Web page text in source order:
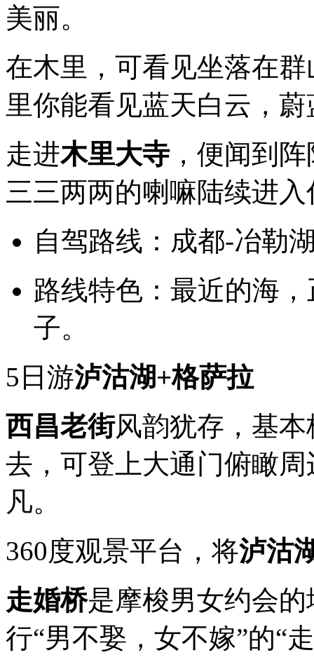
美丽。
在木里，可看见坐落在
里你能看见蓝天白云，
走进木里大寺，便闻到
三三两两的喇嘛陆续进
自驾路线：成都-冶勒
路线特色：最近的海
子。
5日游泸沽湖+格萨拉
西昌老街风韵犹存，基
去，可登上大通门俯瞰
凡。
360度观景平台，将泸沽
走婚桥是摩梭男女约会
行“男不娶，女不嫁”的“